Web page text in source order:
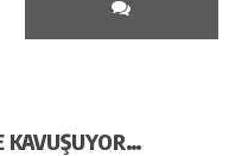
KAVUŞUYOR…